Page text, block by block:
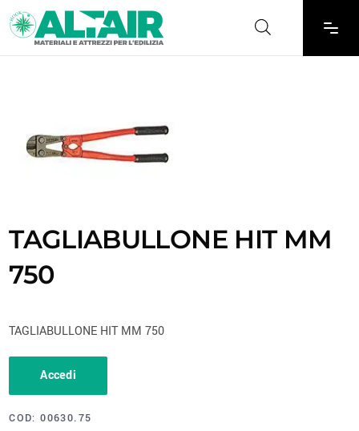
TAGLIABULLONE HIT MM
750
TAGLIABULLONE HIT MM 750
Accedi
COD:00630.75